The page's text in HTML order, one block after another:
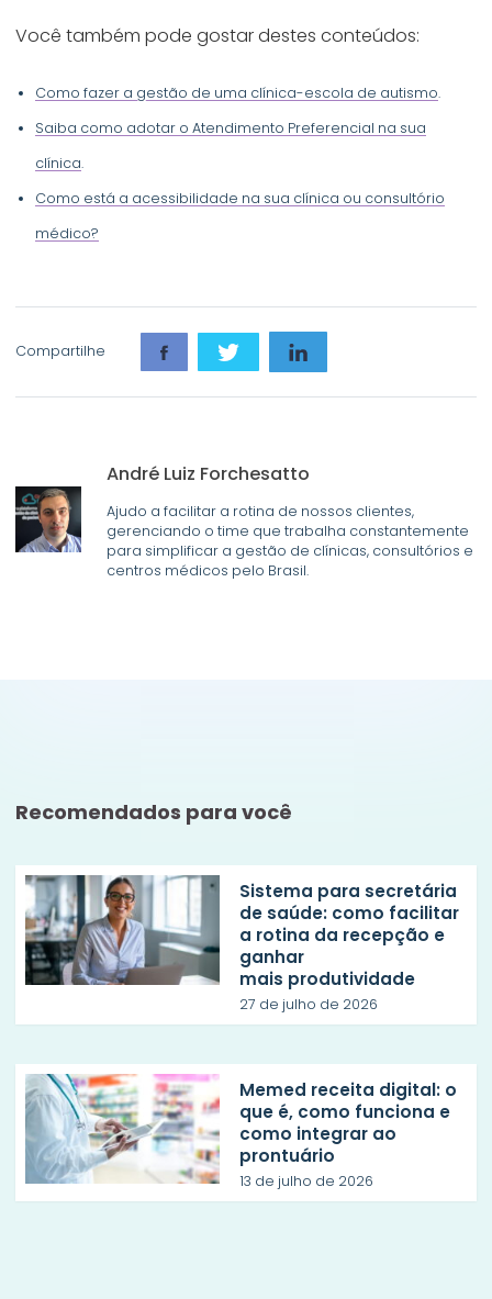
Você também pode gostar destes conteúdos:
Como fazer a gestão de uma clínica-escola de autismo.
Saiba como adotar o Atendimento Preferencial na sua
clínica.
Como está a acessibilidade na sua clínica ou consultório
médico?
Compartilhe
André Luiz Forchesatto
Ajudo a facilitar a rotina de nossos clientes,
gerenciando o time que trabalha constantemente
para simplificar a gestão de clínicas, consultórios e
centros médicos pelo Brasil.
Recomendados para você
Sistema para secretária
de saúde: como facilitar
a rotina da recepção e
ganhar
mais produtividade
27 de julho de 2026
Memed receita digital: o
que é, como funciona e
como integrar ao
prontuário
13 de julho de 2026